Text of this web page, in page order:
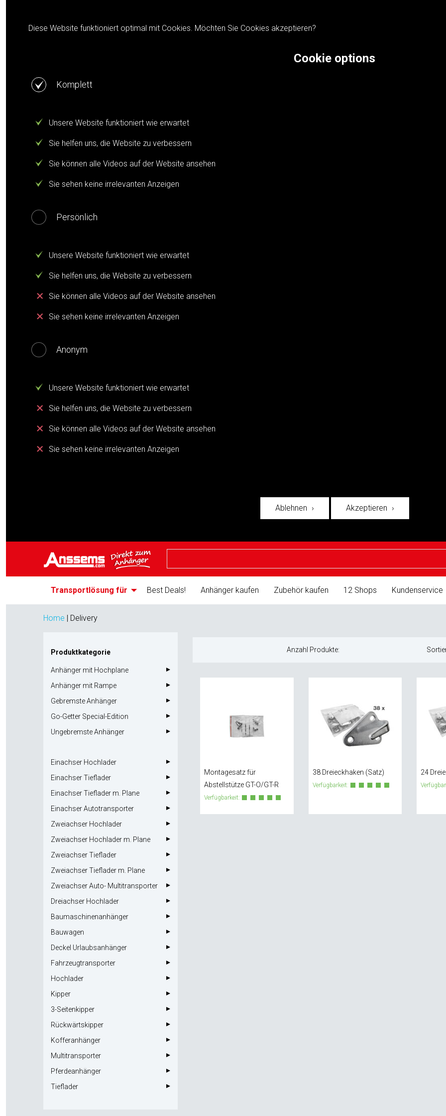
Cookie notification
Diese Website funktioniert optimal mit Cookies. Möchten Sie Cookies akzeptieren?
Cookie options
Komplett
Unsere Website funktioniert wie erwartet
Sie helfen uns, die Website zu verbessern
Sie können alle Videos auf der Website ansehen
Sie sehen keine irrelevanten Anzeigen
Persönlich
Unsere Website funktioniert wie erwartet
Sie helfen uns, die Website zu verbessern
Sie können alle Videos auf der Website ansehen
Sie sehen keine irrelevanten Anzeigen
Anonym
Unsere Website funktioniert wie erwartet
Sie helfen uns, die Website zu verbessern
Sie können alle Videos auf der Website ansehen
Sie sehen keine irrelevanten Anzeigen
Ablehnen Akzeptieren
Transportlösung für Best Deals! Anhänger kaufen Zubehör kaufen 12 Shops Kundenservice
Home | Delivery
Produktkategorie
Anhänger mit Hochplane
Anhänger mit Rampe
Gebremste Anhänger
Go-Getter Special-Edition
Ungebremste Anhänger
Einachser Hochlader
Einachser Tieflader
Einachser Tieflader m. Plane
Einachser Autotransporter
Zweiachser Hochlader
Zweiachser Hochlader m. Plane
Zweiachser Tieflader
Zweiachser Tieflader m. Plane
Zweiachser Auto- Multitransporter
Dreiachser Hochlader
Baumaschinenanhänger
Bauwagen
Deckel Urlaubsanhänger
Fahrzeugtransporter
Hochlader
Kipper
3-Seitenkipper
Rückwärtskipper
Kofferanhänger
Multitransporter
Pferdeanhänger
Tieflader
Anzahl Produkte:
Montagesatz für
Abstellstütze GT-O/GT-R
Verfügbarkeit:
38 Dreieckhaken (Satz)
Verfügbarkeit:
24